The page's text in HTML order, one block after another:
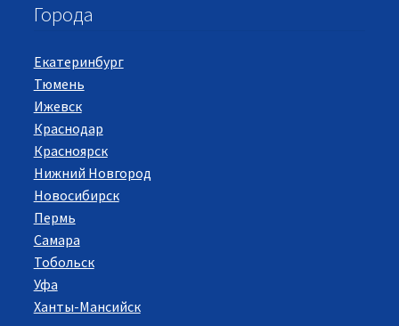
Города
Екатеринбург
Тюмень
Ижевск
Краснодар
Красноярск
Нижний Новгород
Новосибирск
Пермь
Самара
Тобольск
Уфа
Ханты-Мансийск